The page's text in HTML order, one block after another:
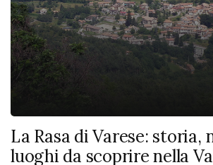
La Rasa di Varese: storia,
luoghi da scoprire nella